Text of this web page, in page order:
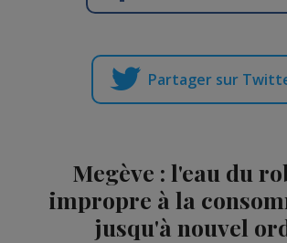
Partager sur
Megève : l'eau du
impropre à la
jusqu'à nouvel